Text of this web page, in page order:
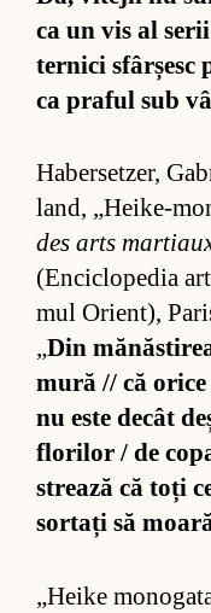
ca un vis al
ter­nici sfâr­șesc
ca pra­ful sub
Ha­ber­set­zer,
land, „Hei­ke-
des arts
(En­ci­clo­pe­dia
mul Orien­t),
„Din
mură // că
nu este de­cât
flo­ri­lor / de
stre­ază că toți
sor­tați să
„Heike